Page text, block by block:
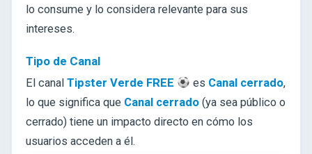
lo consume y lo considera relevante para sus
intereses.
Tipo de Canal
El canal Tipster Verde FREE es Canal cerrado,
lo que significa que Canal cerrado (ya sea público o
cerrado) tiene un impacto directo en cómo los
usuarios acceden a él.